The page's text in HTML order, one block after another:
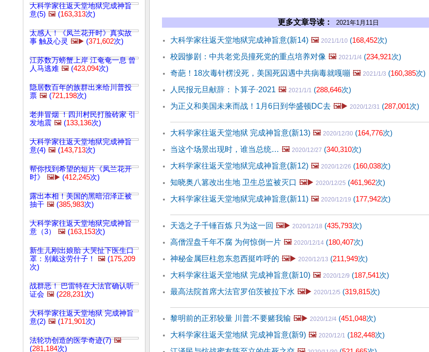
大科学家往返天堂地狱完成神旨
意(5) 🖼️ (163,313次)
太感人！《凤兰花开时》真实故
事 触及心灵 🖼️▶️ (371,602次)
江苏数万螃蟹上岸 江奄奄一息 曾
人马逃难 🖼️ (423,094次)
隐居数百年的族群出来给川普投
票 🖼️ (721,198次)
老井冒烟 ！四川村民打脸砖家 引
发地震 🖼️ (133,136次)
大科学家往返天堂地狱完成神旨
意(4) 🖼️ (143,713次)
帮你找到希望的短片《凤兰花开
时》
🖼️▶️ (412,245次)
露出本相！美国的黑暗沼泽正被
抽干 🖼️ (385,983次)
大科学家往返天堂地狱完成神旨
意（3）
🖼️ (163,153次)
新生儿刚出娘胎 大哭扯下医生口
罩：别戴这劳什子！
🖼️ (175,209
次)
战群恶！ 巴雷特在大法官确认听
证会 🖼️ (228,231次)
大科学家往返天堂地狱 完成神旨
意(2) 🖼️ (171,901次)
法轮功创造的医学奇迹(7) 🖼️
(281,184次)
更多文章导读： 2021年1月11日
大科学家往返天堂地狱完成神旨意(新14) 🖼️ 2021/1/10 (168,452次)
校园惨剧：中共老党员撞死党的重点培养对像 🖼️ 2021/1/4 (234,921次)
奇葩！18次毒针楞没死，美国死囚遇中共病毒就嘎嘣 🖼️ 2021/1/3 (160,385次)
人民报元旦献辞：卜算子·2021 🖼️ 2021/1/1 (288,646次)
为正义和美国未来而战！1月6日到华盛顿DC去 🖼️▶️ 2020/12/31 (287,001次)
大科学家往返天堂地狱 完成神旨意(新13) 🖼️ 2020/12/30 (164,776次)
当这个场景出现时，谁当总统… 🖼️ 2020/12/27 (340,310次)
大科学家往返天堂地狱完成神旨意(新12) 🖼️ 2020/12/26 (160,038次)
知晓奥八篡改出生地 卫生总监被灭口 🖼️▶️ 2020/12/25 (461,962次)
大科学家往返天堂地狱完成神旨意(新11) 🖼️ 2020/12/19 (177,942次)
天选之子千锤百炼 只为这一回 🖼️▶️ 2020/12/18 (435,793次)
高僧涅盘千年不腐 为何惊倒一片 🖼️ 2020/12/14 (180,407次)
神秘金属巨柱忽东忽西挺咋呼的 🖼️▶️ 2020/12/13 (211,949次)
大科学家往返天堂地狱 完成神旨意(新10) 🖼️ 2020/12/9 (187,541次)
最高法院首席大法官罗伯茨被拉下水 🖼️▶️ 2020/12/5 (319,815次)
黎明前的正邪较量 川普:不要赌我输 🖼️▶️ 2020/12/4 (451,048次)
大科学家往返天堂地狱 完成神旨意(新9) 🖼️ 2020/12/1 (182,448次)